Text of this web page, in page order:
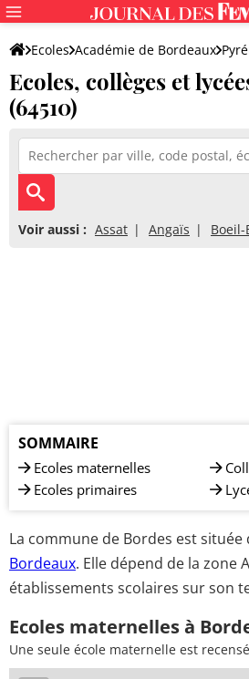
Ecoles Académie de Bordeaux
Ecoles, collèges et
(64510)
Voir aussi : Assat Angaïs
SOMMAIRE
Ecoles maternelles
Ecoles primaires
La commune de Bordes est située
Bordeaux. Elle dépend de la zone
établissements scolaires sur son
Ecoles maternelles à
Une seule école maternelle est